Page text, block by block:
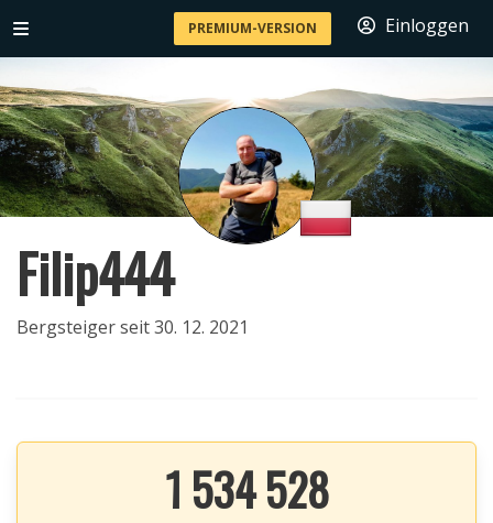
PREMIUM-VERSION Einloggen
Filip444
Bergsteiger seit 30. 12. 2021
1 534 528